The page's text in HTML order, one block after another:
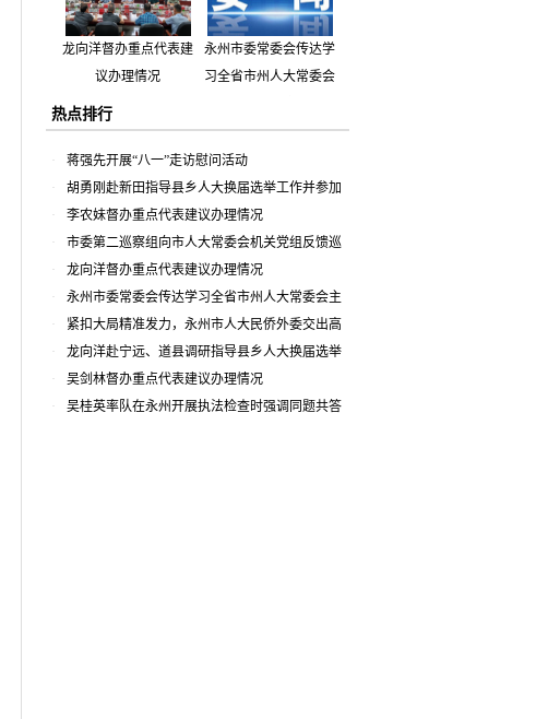
龙向洋督办重点代表建
议办理情况
永州市委常委会传达学
习全省市州人大常委会
关精神 专题听取省人
大常委会执法检查组到
永州开展大气污染防治
相关法律法规执法检查
情况汇报
热点排行
蒋强先开展“八一”走访慰问活动
胡勇刚赴新田指导县乡人大换届选举工作并参加
市人大代表小组主题活动
李农妹督办重点代表建议办理情况
市委第二巡察组向市人大常委会机关党组反馈巡
察情况
龙向洋督办重点代表建议办理情况
永州市委常委会传达学习全省市州人大常委会主
要负责同志座谈会有关精神 专题听取省人大常委会
执法检查组到永州开展大气污染防治相关法律法规
执法检查情况汇报
紧扣大局精准发力，永州市人大民侨外委交出高
质量履职答卷
龙向洋赴宁远、道县调研指导县乡人大换届选举
并督导安全生产工作
吴剑林督办重点代表建议办理情况
吴桂英率队在永州开展执法检查时强调同题共答